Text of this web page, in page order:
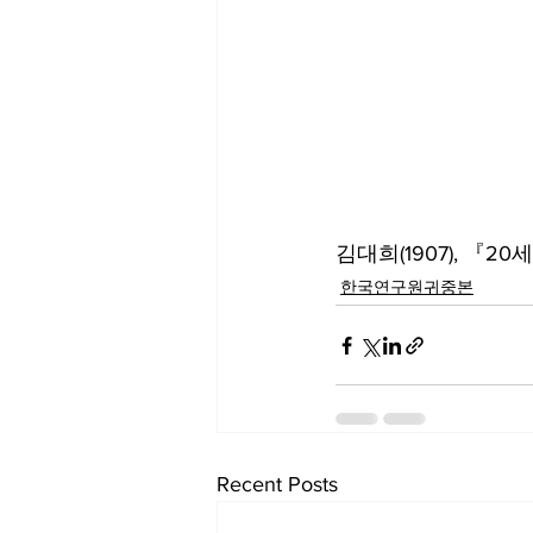
김대희(1907), 『20
한국연구원귀중본
Recent Posts